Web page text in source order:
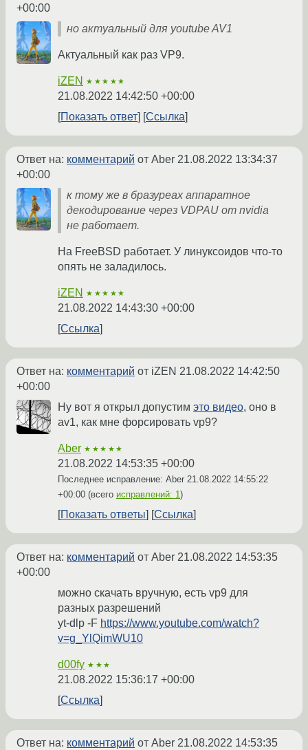
+00:00
но актуальный для youtube AV1
Актуальный как раз VP9.
iZEN ★★★★★
21.08.2022 14:42:50 +00:00
Показать ответ
Ссылка
Ответ на: комментарий от Aber 21.08.2022 13:34:37
+00:00
к тому же в бразуреах аппаратное
декодирование через VDPAU от nvidia
не работает.
На FreeBSD работает. У линуксоидов что-то
опять не заладилось.
iZEN ★★★★★
21.08.2022 14:43:30 +00:00
Ссылка
Ответ на: комментарий от iZEN 21.08.2022 14:42:50
+00:00
Ну вот я открыл допустим это видео, оно в
av1, как мне форсировать vp9?
Aber ★★★★★
21.08.2022 14:53:35 +00:00
Последнее исправление: Aber 21.08.2022 14:55:22
+00:00 (всего исправлений: 1)
Показать ответы Ссылка
Ответ на: комментарий от Aber 21.08.2022 14:53:35
+00:00
можно скачать вручную, есть vp9 для
разных разрешений
yt-dlp -F https://www.youtube.com/watch?
v=g_YlQimWU10
d00fy ★★★
21.08.2022 15:36:17 +00:00
Ссылка
Ответ на: комментарий от Aber 21.08.2022 14:53:35